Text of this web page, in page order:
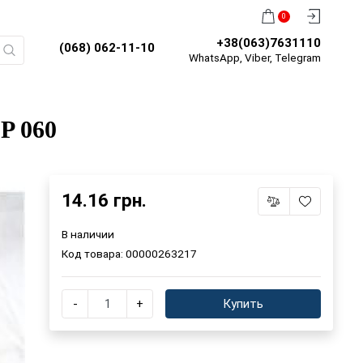
(068) 062-11-10
0
+38(063)7631110
WhatsApp, Viber, Telegram
060
14.16 грн.
В наличии
Код товара: 00000263217
- + Купить